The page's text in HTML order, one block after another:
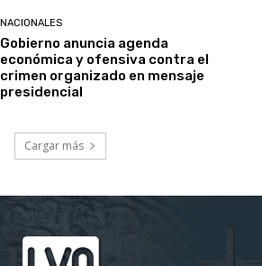
NACIONALES
Gobierno anuncia agenda
económica y ofensiva contra el
crimen organizado en mensaje
presidencial
Cargar más